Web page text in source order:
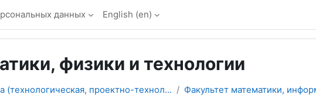
данных English ‎(en)‎
физики и технологии
(технологическая, проектно-технол... Факультет математики,